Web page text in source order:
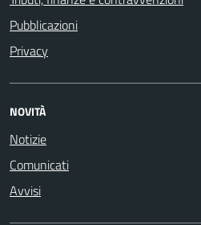
Pubblicazioni
Privacy
NOVITÀ
Notizie
Comunicati
Avvisi